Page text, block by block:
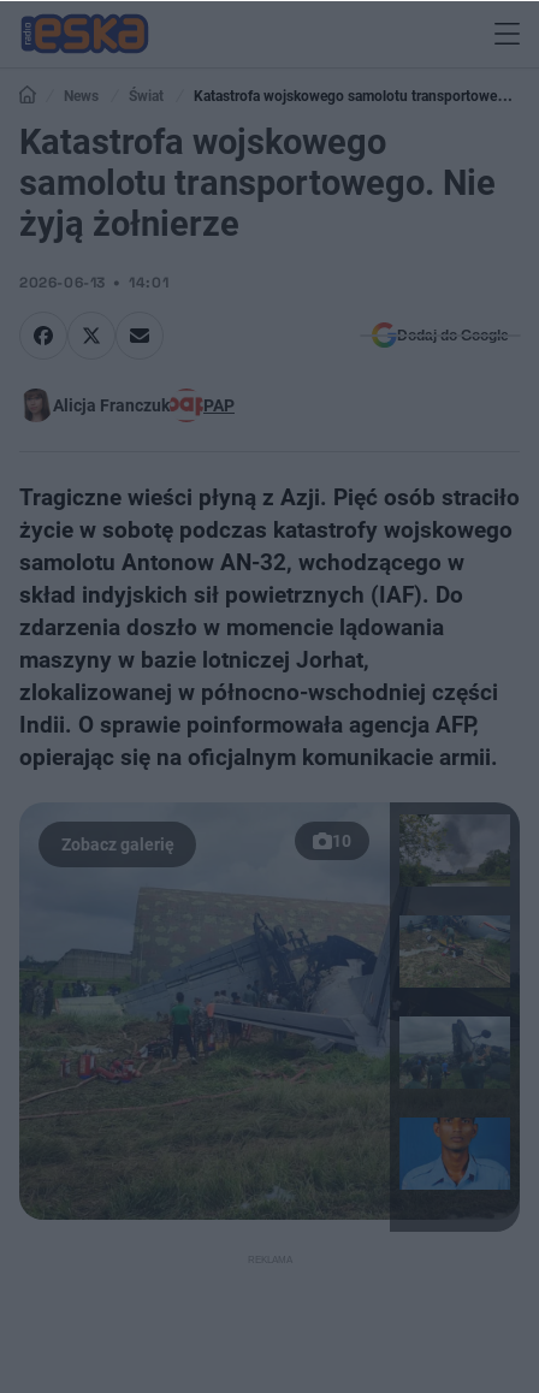
News Świat
Katastrofa wojskowego samolotu transportowego.
Nie żyją żołnierze
Katastrofa wojskowego
samolotu transportowego. Nie
żyją żołnierze
2026-06-13 14:01
Dodaj do Google
Alicja Franczuk PAP
Tragiczne wieści płyną z Azji. Pięć osób straciło
życie w sobotę podczas katastrofy wojskowego
samolotu Antonow AN-32, wchodzącego w
skład indyjskich sił powietrznych (IAF). Do
zdarzenia doszło w momencie lądowania
maszyny w bazie lotniczej Jorhat,
zlokalizowanej w północno-wschodniej części
Indii. O sprawie poinformowała agencja AFP,
opierając się na oficjalnym komunikacie armii.
10